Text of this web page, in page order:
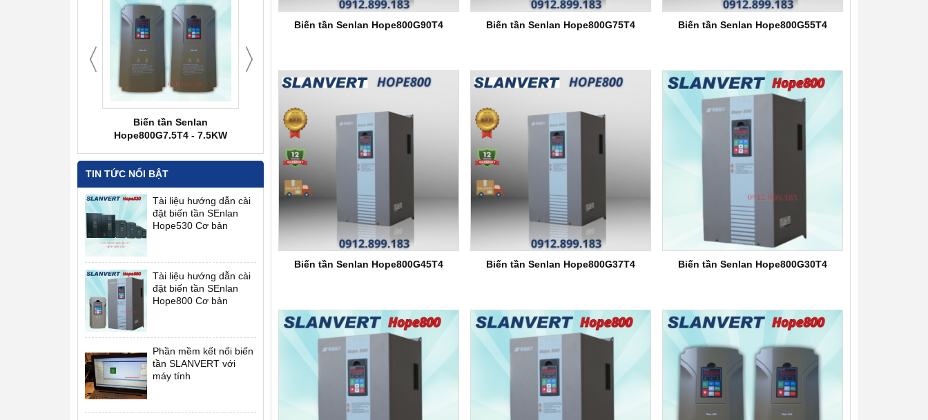
Biến tần Senlan
Hope800G7.5T4 - 7.5KW
Biến tần Senlan SB70G45 3p
380V
Biến tần Senlan SB70G15 3p
Biến tần Senlan SB70G11 3p
Biến tần Senlan SB70G2.2D2
3p 220V
TIN TỨC NỔI BẬT
Tài liệu hướng dẫn cài
đặt biến tần SEnlan
Hope530 Cơ bản
Tài liệu hướng dẫn cài
đặt biến tần SEnlan
Hope800 Cơ bản
Phần mềm kết nối biến
tần SLANVERT với
máy tính
Biến tần Senlan Hope800G90T4 Biến tần Senlan Hope800G75T4 Biến tần Senlan Hope800G55T4
Biến tần Senlan Hope800G45T4 Biến tần Senlan Hope800G37T4 Biến tần Senlan Hope800G30T4